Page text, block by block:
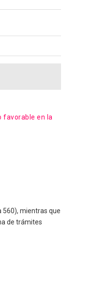
favorable en la
560), mientras que
de trámites